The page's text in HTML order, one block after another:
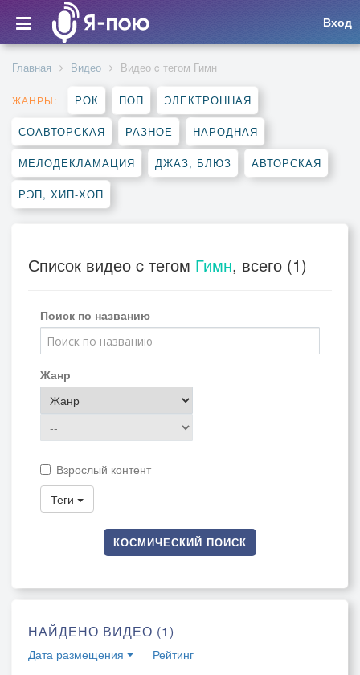
Вход
Главная Видео Видео c тегом Гимн
ЖАНРЫ: РОК ПОП ЭЛЕКТРОННАЯ
СОАВТОРСКАЯ РАЗНОЕ НАРОДНАЯ
МЕЛОДЕКЛАМАЦИЯ ДЖАЗ, БЛЮЗ АВТОРСКАЯ
РЭП, ХИП-ХОП
Список видео c тегом Гимн, всего (1)
Поиск по названию
Жанр
Взрослый контент
Теги
КОСМИЧЕСКИЙ ПОИСК
НАЙДЕНО ВИДЕО (1)
Дата размещения Рейтинг